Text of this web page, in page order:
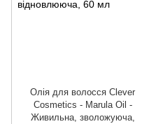
Олія для волосся Clever
Cosmetics - Marula Oil -
Живильна, зволожуюча,